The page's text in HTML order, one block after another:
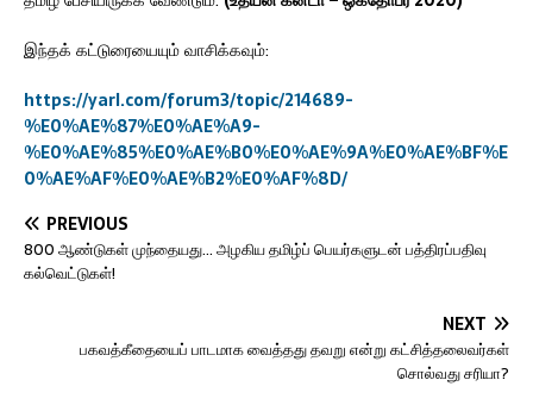
இந்தக் கட்டுரையையும் வாசிக்கவும்:
https://yarl.com/forum3/topic/214689-
%E0%AE%87%E0%AE%A9-
%E0%AE%85%E0%AE%B0%E0%AE%9A%E0%AE%BF%E
0%AE%AF%E0%AE%B2%E0%AF%8D/
PREVIOUS
800 ஆண்டுகள் முந்தையது… அழகிய தமிழ்ப் பெயர்களுடன் பத்திரப்பதிவு
கல்வெட்டுகள்!
NEXT
பகவத்கீதையைப் பாடமாக வைத்தது தவறு என்று கட்சித்தலைவர்கள்
சொல்வது சரியா?